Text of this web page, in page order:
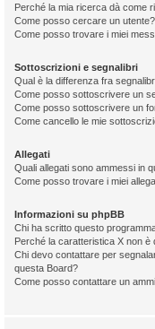
Perché la mia ricerca dà come
Come posso cercare un utente?
Come posso trovare i miei
Sottoscrizioni e segnalibri
Qual è la differenza fra
Come posso sottoscrivere un
Come posso sottoscrivere un
Come cancello le mie
Allegati
Quali allegati sono ammessi in
Come posso trovare i miei
Informazioni su phpBB
Chi ha scritto questo
Perché la caratteristica X non è
Chi devo contattare per
questa Board?
Come posso contattare un